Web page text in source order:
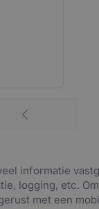
informatie
logging, etc.
met een